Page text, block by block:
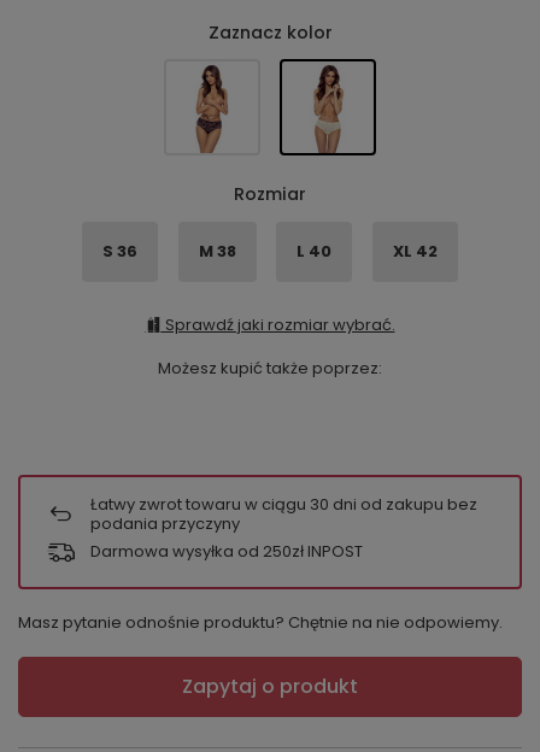
Zaznacz kolor
Rozmiar
S 36 M 38 L 40 XL 42
Sprawdź jaki rozmiar wybrać.
Możesz kupić także poprzez:
Łatwy zwrot towaru w ciągu 30 dni od zakupu bez
podania przyczyny
Darmowa wysyłka od 250zł INPOST
Masz pytanie odnośnie produktu? Chętnie na nie odpowiemy.
Zapytaj o produkt